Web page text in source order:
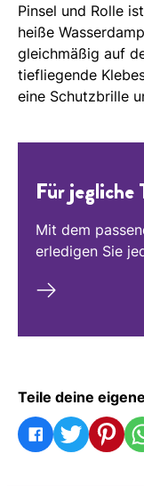
Pinsel und Rolle
heiße
gleichmäßig auf
tiefliegende
eine Schutzbrille
Für jegliche
Mit dem
erledigen Sie
Teile deine